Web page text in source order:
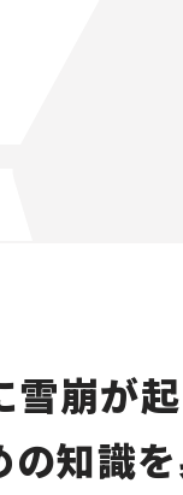
雪崩が
知識